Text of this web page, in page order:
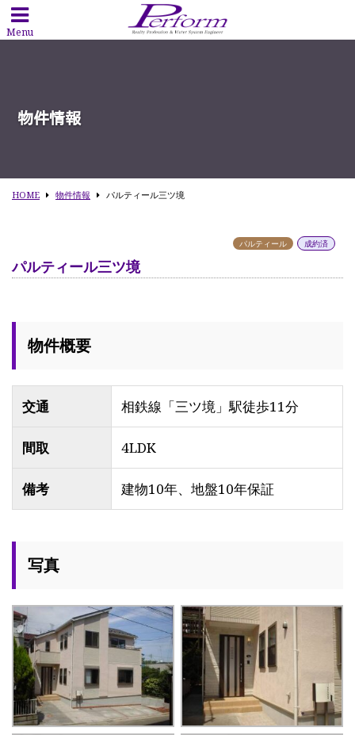
Menu
物件情報
HOME 物件情報 パルティール三ツ境
パルティール 成約済
パルティール三ツ境
物件概要
交通 相鉄線「三ツ境」駅徒歩11分
間取 4LDK
備考 建物10年、地盤10年保証
写真